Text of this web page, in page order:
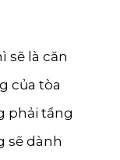
sẽ là căn
của tòa
phải tầng
sẽ dành